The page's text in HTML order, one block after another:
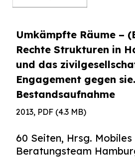
Umkämpfte Räume –
Rechte Strukturen in
und das
Engagement gegen
Bestandsaufnahme
2013, PDF (4.3 MB)
60 Seiten, Hrsg. Mobiles
Beratungsteam